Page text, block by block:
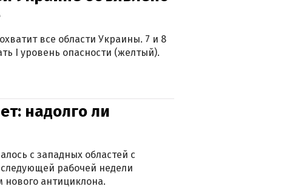
все области Украины. 7 и 8
I уровень опасности (желтый).
надолго ли
с западных областей с
рабочей недели
нового антициклона.